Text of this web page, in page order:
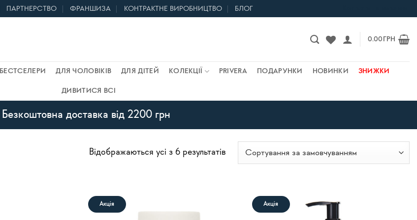
ПАРТНЕРСТВО ФРАНШИЗА КОНТРАКТНЕ ВИРОБНИЦТВО БЛОГ
0.00 ГРН
БЕСТСЕЛЕРИ ДЛЯ ЧОЛОВІКІВ ДЛЯ ДІТЕЙ КОЛЕКЦІЇ PRIVERA ПОДАРУНКИ НОВИНКИ ЗНИЖКИ
ДИВИТИСЯ ВСІ
Безкоштовна доставка від 2200 грн
Відображаються усі з 6 результатів
Акція
Акція